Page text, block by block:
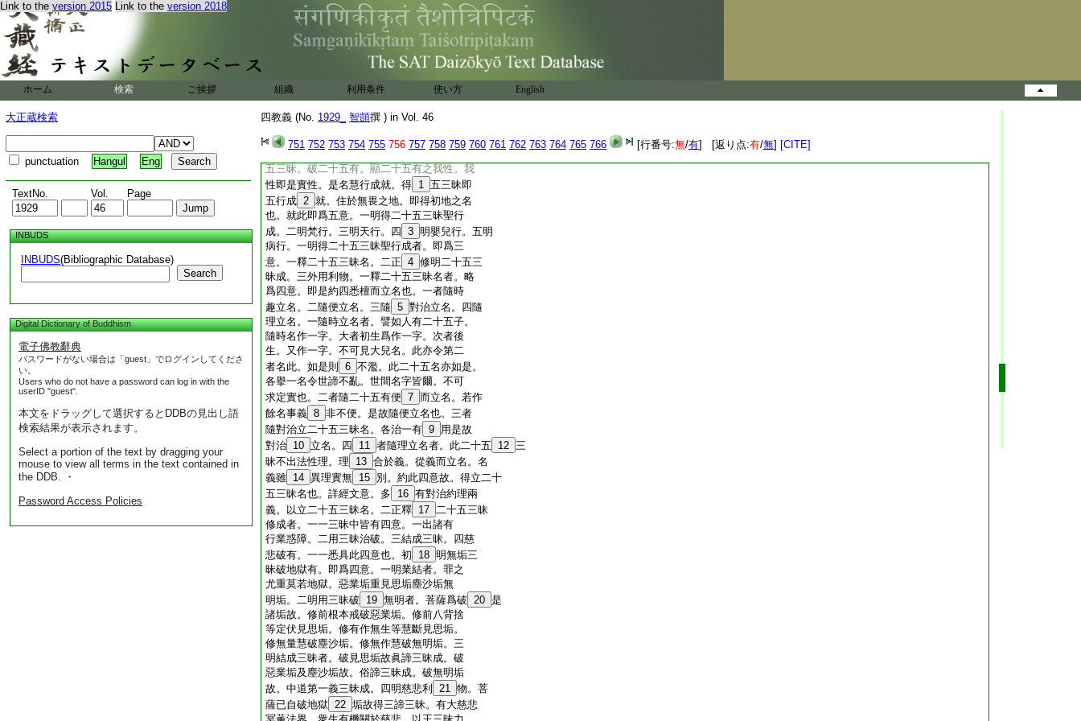
Link to the version 2015 Link to the version 2018
ホーム 検索 ご挨拶 組織 利用条件 使い方 English
大正蔵検索
punctuation Hangul Eng
TextNo. Vol. Page
INBUDS
INBUDS(Bibliographic Database)
Search
Digital Dictionary of Buddhism
電子佛教辭典
パスワードがない場合は「guest」でログインしてくださ
い。
Users who do not have a password can log in with the
userID "guest".
本文をドラッグして選択するとDDBの見出し語
検索結果が表示されます。
Select a portion of the text by dragging your
mouse to view all terms in the text contained in
the DDB. ・
Password Access Policies
四教義 (No. 1929_ 智顗撰 ) in Vol. 46
751 752 753 754 755 756 757 758 759 760 761 762 763 764 765 766 [行番号:無/有] [返り点:有/無] [CITE]
縁感即應百佛世界。現十法界身。入三世佛
智地。能自利利他眞實大慶。故名歡喜
地。
大涅槃 30 經云。菩薩聖行滿。即是住於無所
畏地。即是初地。初地菩薩離五怖畏。無死畏。
無不活畏。無惡道畏。無惡名畏。無大衆威徳
畏。涅槃經雖不作此名。義推孱同。若言不
畏貪欲恚癡。内無三毒。外離八風。無惡名畏
沙門婆羅門即無大衆畏。今既入無畏地。見
中道則無二死。故言無死畏也。法身常命 31 以
五三昧。破二十五有。顯二十五有之我性。我
性即是實性。是名慧行成就。得 1 五三昧即
五行成 2 就。住於無畏之地。即得初地之名
也。就此即爲五意。一明得二十五三昧聖行
成。二明梵行。三明天行。四 3 明嬰兒行。五明
病行。一明得二十五三昧聖行成者。即爲三
意。一釋二十五三昧名。二正 4 修明二十五三
昧成。三外用利物。一釋二十五三昧名者。略
爲四意。即是約四悉檀而立名也。一者隨時
趣立名。二隨便立名。三隨 5 對治立名。四隨
理立名。一隨時立名者。譬如人有二十五子。
隨時名作一字。大者初生爲作一字。次者後
生。又作一字。不可見大兒名。此亦令第二
者名此。如是則
6 不濫。此二十五名亦如是。
各擧一名令世諦不亂。世間名字皆爾。不可
求定實也。二者隨二十五有便 7 而立名。若作
餘名事義 8 非不便。是故隨便立名也。三者
隨對治立二十五三昧名。各治一有 9 用是故
對治 10 立名。四 11 者隨理立名者。此二十五 12 三
昧不出法性理。理
13 合於義。從義而立名。名
義雖 14 異理實無 15 別。約此四意故。得立二十
五三昧名也。詳經文意。多
16 有對治約理兩
義。以立二十五三昧名。二正釋 17 二十五三昧
修成者。一一三昧中皆有四意。一出諸有
行業惑障。二用三昧治破。三結成三昧。四慈
悲破有。一一悉具此四意也。初
18 明無垢三
昧破地獄有。即爲四意。一明業結者。罪之
尤重莫若地獄。惡業垢重見思垢塵沙垢無
明垢。二明用三昧破
19 無明者。菩薩爲破 20 是
諸垢故。修前根本戒破惡業垢。修前八背捨
等定伏見思垢。修有作無生等慧斷見思垢。
修無量慧破塵沙垢。修無作慧破無明垢。三
明結成三昧者。破見思垢故眞諦三昧成。破
惡業垢及塵沙垢故。俗諦三昧成。破無明垢
故。中道第一義三昧成。四明慈悲利
21 物。菩
薩已自破地獄 22 垢故得三諦三昧。有大慈悲